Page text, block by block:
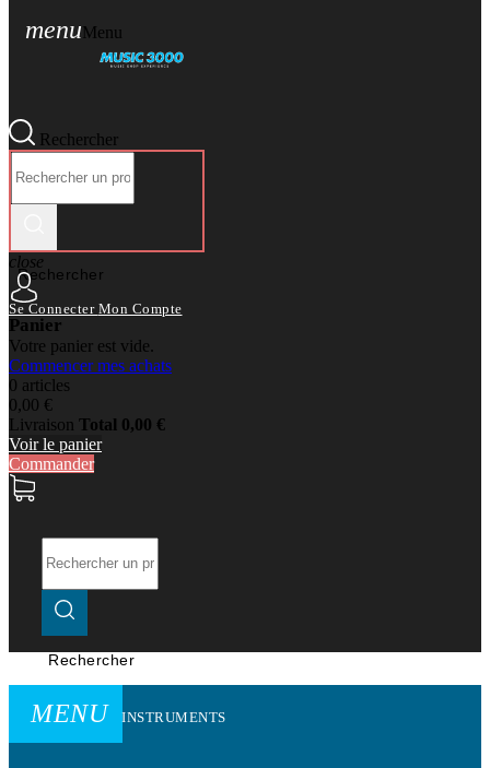
menuMenu
Rechercher
Rechercher
close
Se Connecter Mon Compte
Panier
Votre panier est vide.
Commencer mes achats
0 articles
0,00 €
Livraison Total 0,00 €
Voir le panier
Commander
Rechercher
MENU INSTRUMENTS